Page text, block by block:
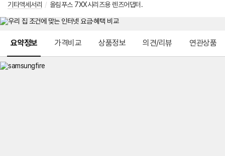
기타액세서리 / 올림푸스 7XX시리즈용 렌즈어댑터.
요약정보 가격비교 상품정보 의견/리뷰 연관상품